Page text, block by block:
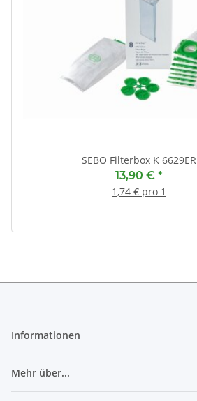
SEBO Filterbox K 6629ER
13,90 € *
1,74 € pro 1
Informationen
Mehr über...